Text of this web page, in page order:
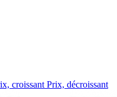
croissant Prix, décroissant